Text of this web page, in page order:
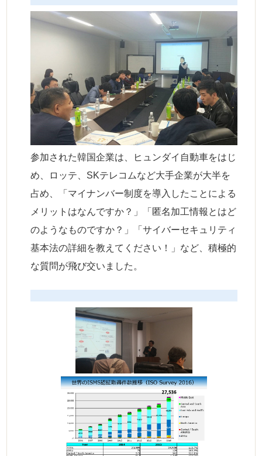
参加された韓国企業は、ヒュンダイ自動車をはじ
め、ロッテ、SKテレコムなど大手企業が大半を
占め、「マイナンバー制度を導入したことによる
メリットはなんですか？」「匿名加工情報とはど
のようなものですか？」「サイバーセキュリティ
基本法の詳細を教えてください！」など、積極的
な質問が飛び交いました。